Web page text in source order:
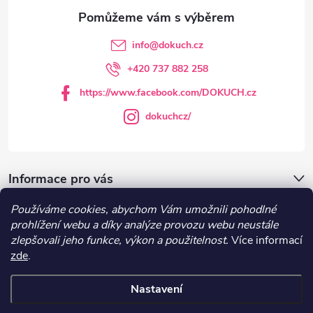
Používáme cookies, abychom Vám umožnili pohodlné
prohlížení webu a díky analýze provozu webu neustále
zlepšovali jeho funkce, výkon a použitelnost. Více informací
zde.
Nastavení
Informace pro vás
DOKUCH.cz
info@dokuch.cz
+420 737 882 258
https://www.facebook.com/DOKUCH.cz
dokuchcz/
Recepty